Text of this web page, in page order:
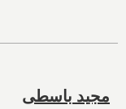
مجید باسطی